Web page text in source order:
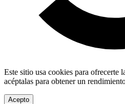
Este sitio usa cookies para
acéptalas para obtener un
Acepto